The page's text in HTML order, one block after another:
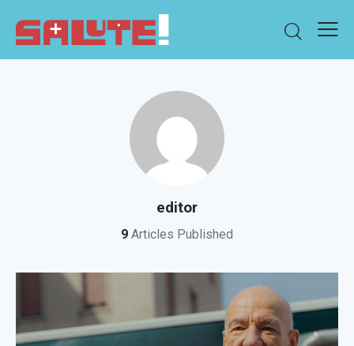
editor
9 Articles Published